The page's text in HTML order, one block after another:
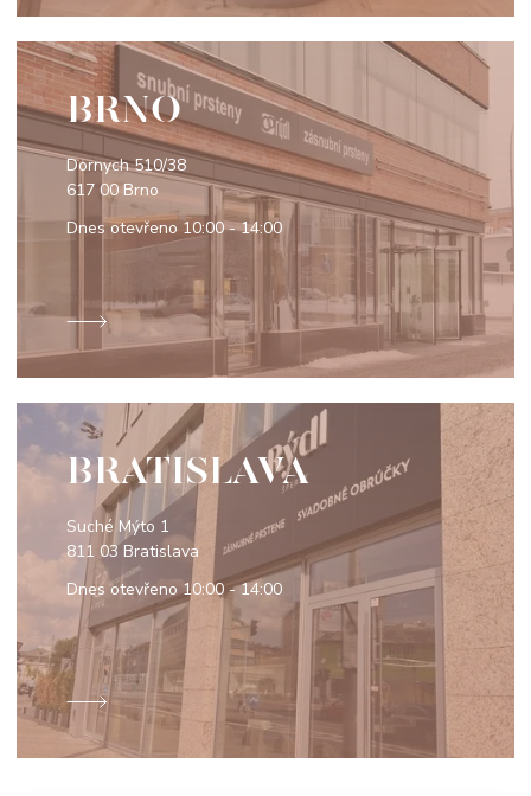
BRNO
Dornych 510/38
617 00 Brno
Dnes otevřeno 10:00 - 14:00
BRATISLAVA
Suché Mýto 1
811 03 Bratislava
Dnes otevřeno10:00 - 14:00